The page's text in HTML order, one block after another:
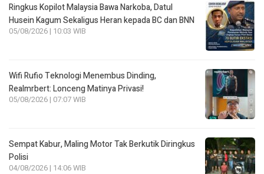
Ringkus Kopilot Malaysia Bawa Narkoba, Datul
Husein Kagum Sekaligus Heran kepada BC dan BNN
05/08/2026 | 10:03 WIB
Wifi Rufio Teknologi Menembus Dinding,
Realmrbert: Lonceng Matinya Privasi!
05/08/2026 | 07:07 WIB
Sempat Kabur, Maling Motor Tak Berkutik Diringkus
Polisi
04/08/2026 | 14:06 WIB